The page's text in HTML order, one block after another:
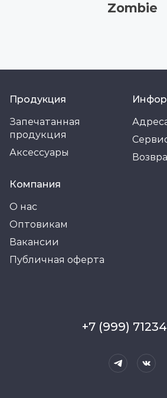
Zombie
Продукция
Запечатанная
продукция
Аксессуары
Компания
О нас
Оптовикам
Вакансии
Публичная оферта
+7 (999)